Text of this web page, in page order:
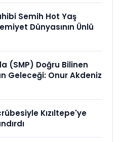
Semih Hot Yaş
Dünyasının Ünlü
(SMP) Doğru Bilinen
Geleceği: Onur Akdeniz
Kızıltepe'ye